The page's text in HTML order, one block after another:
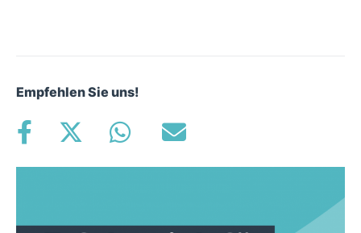
Empfehlen Sie uns!